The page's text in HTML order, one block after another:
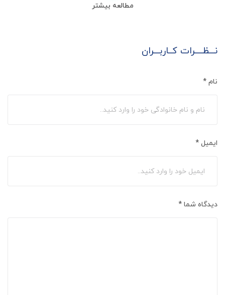
مطالعه بیشتر
نـــظــــرات کــاربـــران
نام *
ایمیل *
دیدگاه شما *